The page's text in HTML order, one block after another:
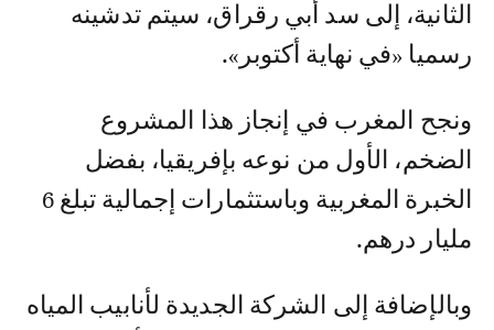
الثانية، إلى سد أبي رقراق، سيتم تدشينه
رسميا «في نهاية أكتوبر».
ونجح المغرب في إنجاز هذا المشروع
الضخم، الأول من نوعه بإفريقيا، بفضل
الخبرة المغربية وباستثمارات إجمالية تبلغ 6
مليار درهم.
وبالإضافة إلى الشركة الجديدة لأنابيب المياه